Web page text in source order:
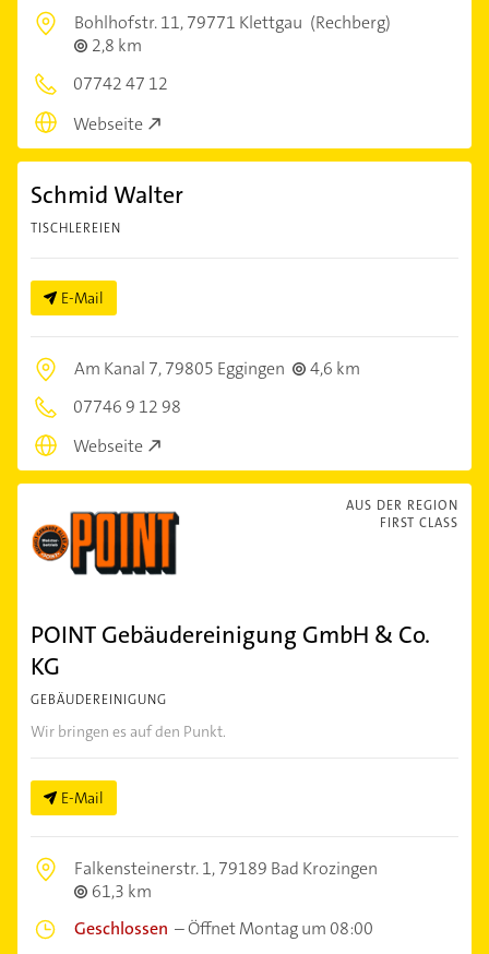
Bohlhofstr. 11,79771 Klettgau (Rechberg)
2,8 km
07742 47 12
Webseite
Schmid Walter
TISCHLEREIEN
E-Mail
Am Kanal 7,79805 Eggingen
4,6 km
07746 9 12 98
Webseite
AUS DER REGION
FIRST CLASS
POINT Gebäudereinigung GmbH & Co.
KG
GEBÄUDEREINIGUNG
Wir bringen es auf den Punkt.
E-Mail
Falkensteinerstr. 1,79189 Bad Krozingen
61,3 km
Geschlossen –Öffnet Montag um 08:00